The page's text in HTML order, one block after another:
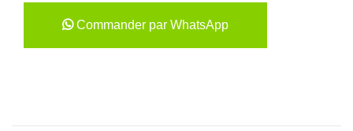
Commander par WhatsApp